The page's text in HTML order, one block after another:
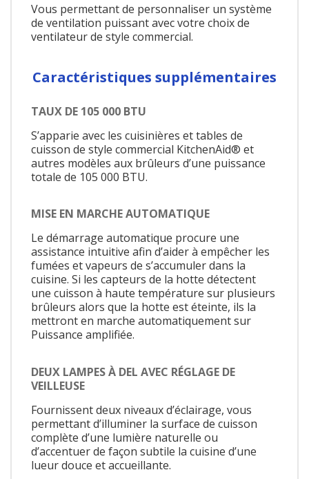
Vous permettant de personnaliser un système
de ventilation puissant avec votre choix de
ventilateur de style commercial.
Caractéristiques supplémentaires
TAUX DE 105 000 BTU
S’apparie avec les cuisinières et tables de
cuisson de style commercial KitchenAid® et
autres modèles aux brûleurs d’une puissance
totale de 105 000 BTU.
MISE EN MARCHE AUTOMATIQUE
Le démarrage automatique procure une
assistance intuitive afin d’aider à empêcher les
fumées et vapeurs de s’accumuler dans la
cuisine. Si les capteurs de la hotte détectent
une cuisson à haute température sur plusieurs
brûleurs alors que la hotte est éteinte, ils la
mettront en marche automatiquement sur
Puissance amplifiée.
DEUX LAMPES À DEL AVEC RÉGLAGE DE
VEILLEUSE
Fournissent deux niveaux d’éclairage, vous
permettant d’illuminer la surface de cuisson
complète d’une lumière naturelle ou
d’accentuer de façon subtile la cuisine d’une
lueur douce et accueillante.